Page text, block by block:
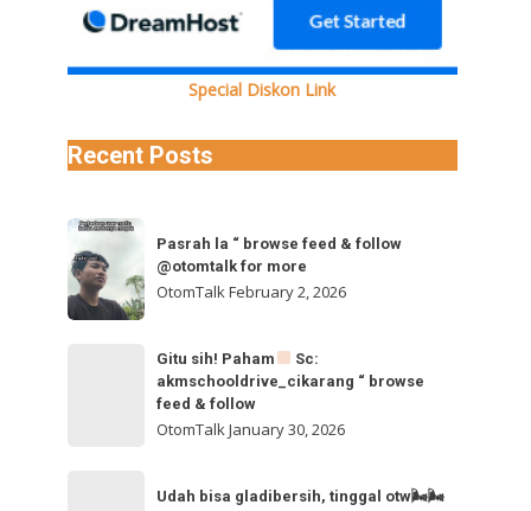
Special Diskon Link
Recent Posts
Pasrah
la
browse
@otomtalk
Pasrah la “ browse feed & follow
@otomtalk for more
OtomTalkFebruary 2, 2026
akmschooldrive_cikarang
Gitu sih! Paham
Sc:
akmschooldrive_cikarang “ browse
feed & follow
OtomTalkJanuary 30, 2026
Udah bisa gladibersih, tinggal otw🌬🌬